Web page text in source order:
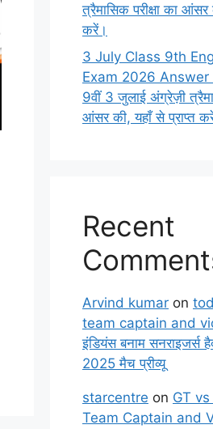
त्रैमासिक परीक्षा का आंसर
करें।
3 July Class 9th
Exam 2026 Answer
9वीं 3 जुलाई अंग्रेज़ी
आंसर की, यहाँ से प्राप्त
Recent
Arvind kumar on
team captain and
इंडियंस बनाम सनराइजर्स
2025 मैच प्रीव्यू
starcentre on GT vs
Team Captain and